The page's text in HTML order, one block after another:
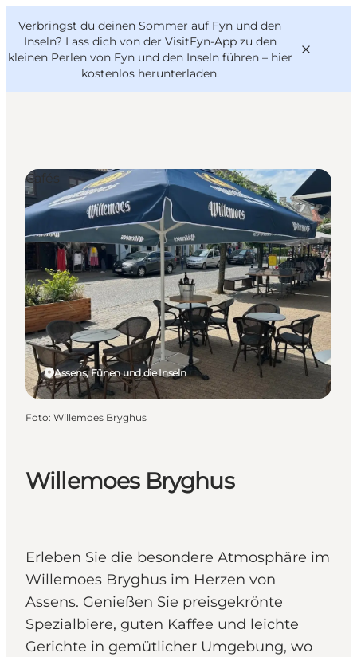
Verbringst du deinen Sommer auf Fyn und den
Inseln? Lass dich von der VisitFyn-App zu den
kleinen Perlen von Fyn und den Inseln führen – hier
kostenlos herunterladen.
Reise Ideen
Outdoor & bike
Essen & trinken
Übernachtung
VisitFyn
Deutsch
Willemoes Bryghus
Erleben Sie die besondere Atmosphäre im
Willemoes Bryghus im Herzen von
Assens. Genießen Sie preisgekrönte
Spezialbiere, guten Kaffee und leichte
Gerichte in gemütlicher Umgebung, wo
Assens, Fünen und die Inseln
Cafés
Foto: Willemoes Bryghus